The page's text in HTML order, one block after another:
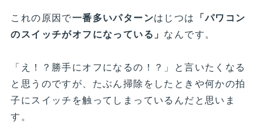
これの原因で一番多いパターンはじつは 「パワコン
のスイッチがオフになっている」 なんです。
「え！？勝手にオフになるの！？」と言いたくなる
と思うのですが、たぶん掃除をしたときや何かの拍
子にスイッチを触ってしまっているんだと思いま
す。